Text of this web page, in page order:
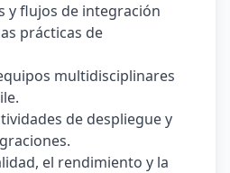
y flujos de integración
prácticas de
multidisciplinares
de despliegue y
el rendimiento y la